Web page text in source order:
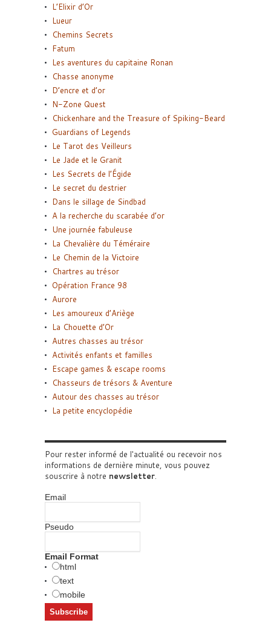
L’Elixir d’Or
Lueur
Chemins Secrets
Fatum
Les aventures du capitaine Ronan
Chasse anonyme
D’encre et d’or
N-Zone Quest
Chickenhare and the Treasure of Spiking-Beard
Guardians of Legends
Le Tarot des Veilleurs
Le Jade et le Granit
Les Secrets de l’Égide
Le secret du destrier
Dans le sillage de Sindbad
A la recherche du scarabée d’or
Une journée fabuleuse
La Chevalière du Téméraire
Le Chemin de la Victoire
Chartres au trésor
Opération France 98
Aurore
Les amoureux d’Ariège
La Chouette d’Or
Autres chasses au trésor
Activités enfants et familles
Escape games & escape rooms
Chasseurs de trésors & Aventure
Autour des chasses au trésor
La petite encyclopédie
Pour rester informé de l'actualité ou recevoir nos
informations de dernière minute, vous pouvez
souscrire à notre newsletter.
Email
Pseudo
Email Format
html
text
mobile